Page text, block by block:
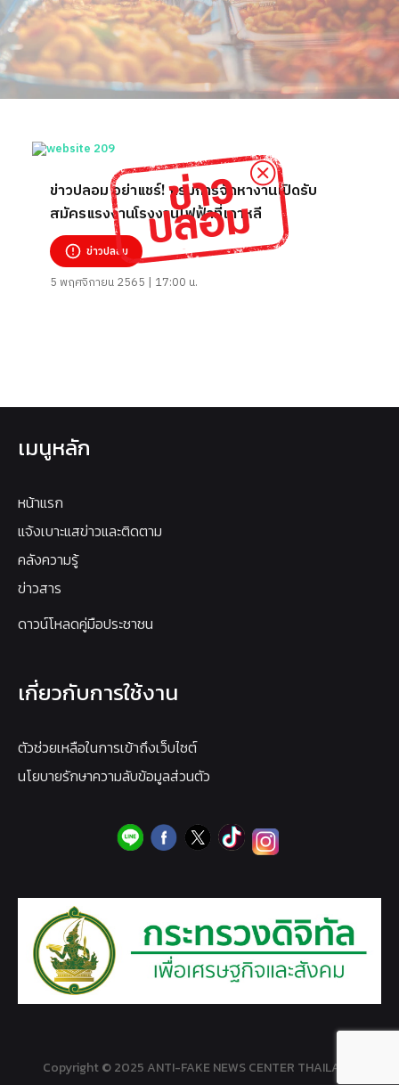
ข่าวปลอม อย่าแชร์! กรมการจัดหางานเปิดรับ
สมัครแรงงานโรงงานไฟฟ้าที่เกาหลี
ข่าวปลอม
5 พฤศจิกายน 2565 | 17:00 น.
เมนูหลัก
หน้าแรก
แจ้งเบาะแสข่าวและติดตาม
คลังความรู้
ข่าวสาร
ดาวน์โหลดคู่มือประชาชน
เกี่ยวกับการใช้งาน
ตัวช่วยเหลือในการเข้าถึงเว็บไซต์
นโยบายรักษาความลับข้อมูลส่วนตัว
Copyright © 2025 ANTI-FAKE NEWS CENTER THAILAND